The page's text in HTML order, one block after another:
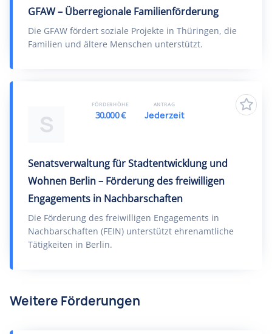
GFAW – Überregionale Familienförderung
Die GFAW fördert soziale Projekte in Thüringen, die
Familien und ältere Menschen unterstützt.
S
Senatsverwaltung für Stadtentwicklung und
Wohnen Berlin – Förderung des freiwilligen
Engagements in Nachbarschaften
Die Förderung des freiwilligen Engagements in
Nachbarschaften (FEIN) unterstützt ehrenamtliche
Tätigkeiten in Berlin.
FÖRDERHÖHE
30.000 €
ANTRAG
Jederzeit
Weitere Förderungen